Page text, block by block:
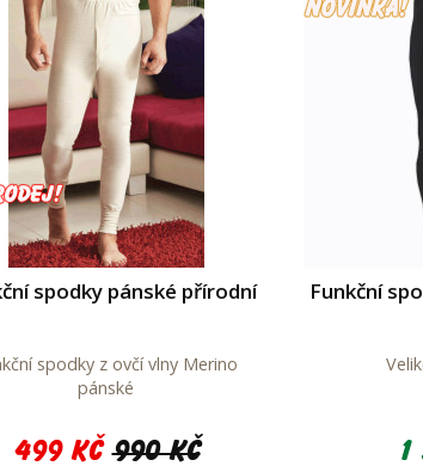
spodky pánské přírodní
spodky z ovčí vlny Merino
pánské
499 Kč 990 Kč
Funkční
1